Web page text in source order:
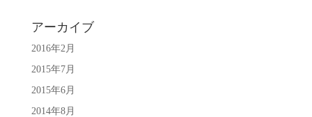
アーカイブ
2016年2月
2015年7月
2015年6月
2014年8月